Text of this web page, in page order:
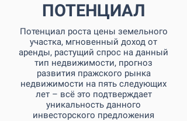
ПОТЕНЦИАЛ
Потенциал роста цены земельного
участка, мгновенный доход от
аренды, растущий спрос на данный
тип недвижимости, прогноз
развития пражского рынка
недвижимости на пять следующих
лет – всё это подтверждает
уникальность данного
инвесторского предложения